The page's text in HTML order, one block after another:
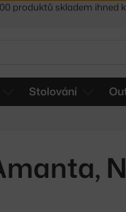
Stolování
5 % pro odběratele